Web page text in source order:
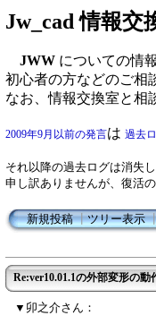
Jw_cad 情報交
JWW についての情
初心者の方などのご相
なお、情報交換室と相
2009年9月以前の発言は 過去
それ以降の過去ログは消失し
申し訳ありませんが、復活
新規投稿┃ツリー表示
Re:ver10.01.1の外部変形の動
▼卯之介さん：